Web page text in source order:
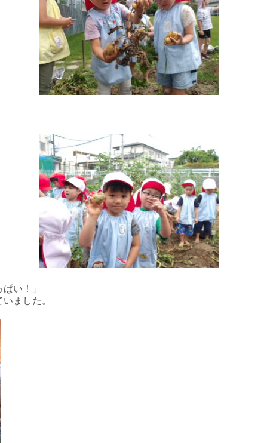
い！」
ました。